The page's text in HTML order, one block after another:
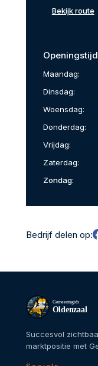
Bekijk route
Maandag:
Dinsdag:
Woensdag:
Donderdag:
Vrijdag:
Zaterdag:
Zondag:
Bedrijf delen op:
Gemeentegids
Oldenzaal
Succesvol
marktpositie met